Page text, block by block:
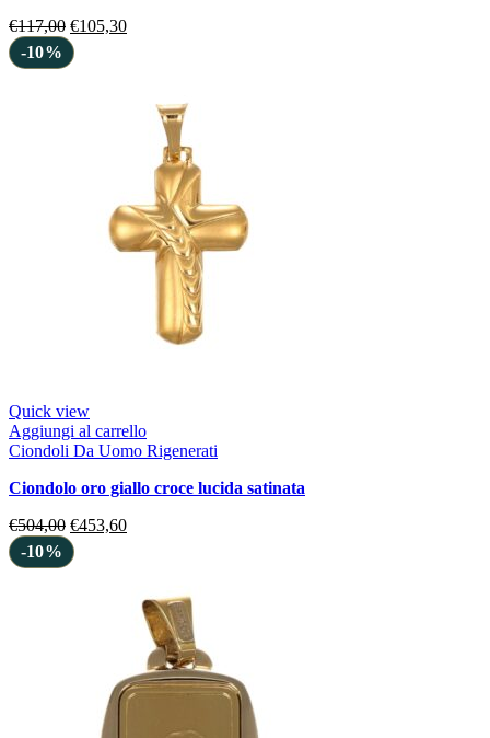
€117,00 €105,30
-10%
Quick view
Aggiungi al carrello
Ciondoli Da Uomo Rigenerati
ciondolo oro giallo croce lucida satinata
€504,00 €453,60
-10%